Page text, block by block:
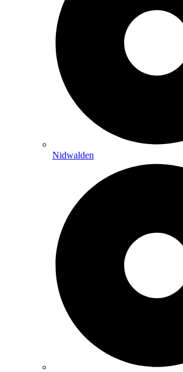
Nidwalden